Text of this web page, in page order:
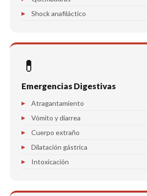
Shock anafiláctico
💊
Emergencias Digestivas
Atragantamiento
Vómito y diarrea
Cuerpo extraño
Dilatación gástrica
Intoxicación